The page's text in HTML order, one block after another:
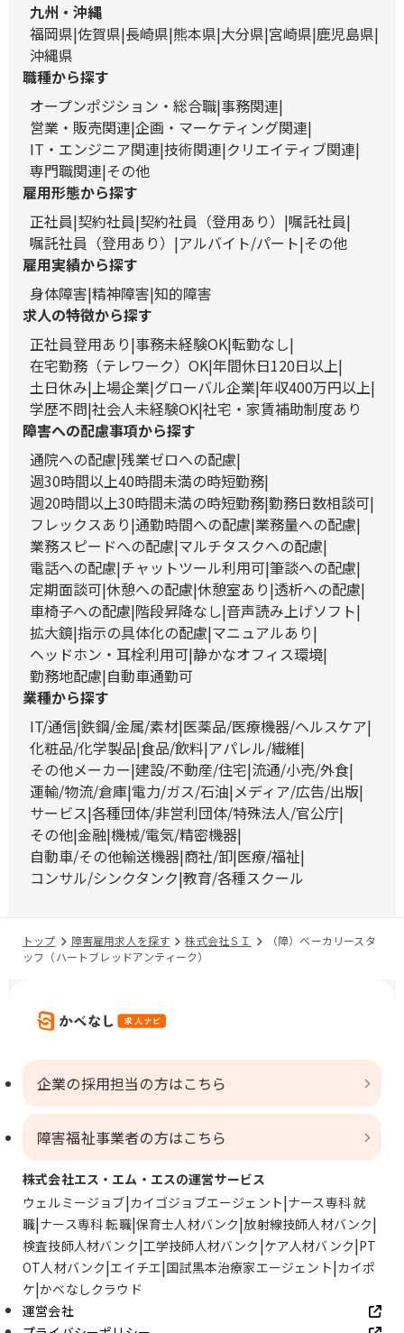
九州・沖縄
福岡県 佐賀県 長崎県 熊本県 大分県 宮崎県 鹿児島県
沖縄県
職種から探す
オープンポジション・総合職 事務関連
営業・販売関連 企画・マーケティング関連
IT・エンジニア関連 技術関連 クリエイティブ関連
専門職関連 その他
雇用形態から探す
正社員 契約社員 契約社員（登用あり）
嘱託社員
嘱託社員（登用あり）
アルバイト/パート その他
雇用実績から探す
身体障害 精神障害 知的障害
求人の特徴から探す
正社員登用あり 事務未経験OK 転勤なし
在宅勤務（テレワーク）OK 年間休日120日以上
土日休み 上場企業 グローバル企業 年収400万円以上
学歴不問 社会人未経験OK 社宅・家賃補助制度あり
障害への配慮事項から探す
通院への配慮 残業ゼロへの配慮
週30時間以上40時間未満の時短勤務
週20時間以上30時間未満の時短勤務 勤務日数相談可
フレックスあり 通勤時間への配慮 業務量への配慮
業務スピードへの配慮 マルチタスクへの配慮
電話への配慮 チャットツール利用可 筆談への配慮
定期面談可 休憩への配慮 休憩室あり 透析への配慮
車椅子への配慮 階段昇降なし 音声読み上げソフト
拡大鏡 指示の具体化の配慮 マニュアルあり
ヘッドホン・耳栓利用可 静かなオフィス環境
勤務地配慮 自動車通勤可
業種から探す
IT/通信 鉄鋼/金属/素材 医薬品/医療機器/ヘルスケア
化粧品/化学製品 食品/飲料 アパレル/繊維
その他メーカー 建設/不動産/住宅 流通/小売/外食
運輸/物流/倉庫 電力/ガス/石油 メディア/広告/出版
サービス 各種団体/非営利団体/特殊法人/官公庁
その他 金融 機械/電気/精密機器
自動車/その他輸送機器 商社/卸 医療/福祉
コンサル/シンクタンク 教育/各種スクール
トップ 障害雇用求人を探す 株式会社ＳＩ
（障）ベーカリースタ
ッフ（ハートブレッドアンティーク）
企業の採用担当の方はこちら
障害福祉事業者の方はこちら
株式会社エス・エム・エスの運営サービス
ウェルミージョブ カイゴジョブエージェント ナース専科 就
職 ナース専科 転職 保育士人材バンク 放射線技師人材バンク
検査技師人材バンク 工学技師人材バンク ケア人材バンク PT
OT人材バンク エイチエ 国試黒本治療家エージェント カイポ
ケ かべなしクラウド
運営会社